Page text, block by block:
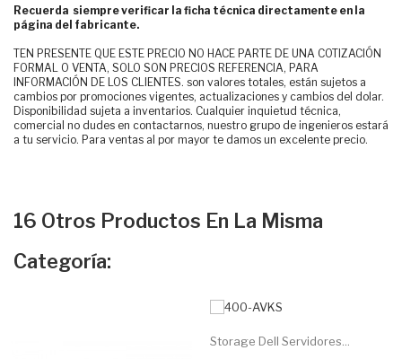
Recuerda siempre verificar la ficha técnica directamente en la
página del fabricante.
TEN PRESENTE QUE ESTE PRECIO NO HACE PARTE DE UNA COTIZACIÓN
FORMAL O VENTA, SOLO SON PRECIOS REFERENCIA, PARA
INFORMACIÓN DE LOS CLIENTES. son valores totales, están sujetos a
cambios por promociones vigentes, actualizaciones y cambios del dolar.
Disponibilidad sujeta a inventarios. Cualquier inquietud técnica,
comercial no dudes en contactarnos, nuestro grupo de ingenieros estará
a tu servicio. Para ventas al por mayor te damos un excelente precio.
16 Otros Productos En La Misma
Categoría:
Storage Dell Servidores...